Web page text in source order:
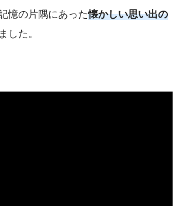
憶の片隅にあった懐かしい思い出の
した。